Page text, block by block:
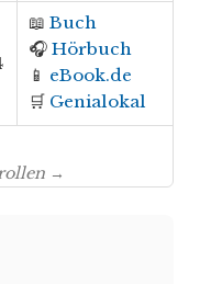
📖 Buch
🎧 Hörbuch
📱 eBook.de
🛒 Genialokal
→